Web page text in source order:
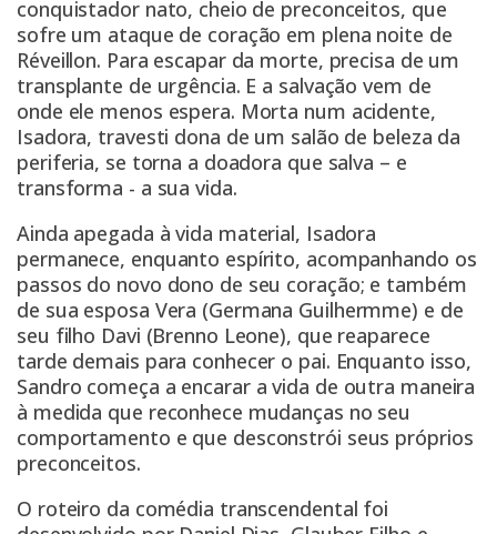
conquistador nato, cheio de preconceitos, que
sofre um ataque de coração em plena noite de
Réveillon. Para escapar da morte, precisa de um
transplante de urgência. E a salvação vem de
onde ele menos espera. Morta num acidente,
Isadora, travesti dona de um salão de beleza da
periferia, se torna a doadora que salva – e
transforma - a sua vida.
Ainda apegada à vida material, Isadora
permanece, enquanto espírito, acompanhando os
passos do novo dono de seu coração; e também
de sua esposa Vera (Germana Guilhermme) e de
seu filho Davi (Brenno Leone), que reaparece
tarde demais para conhecer o pai. Enquanto isso,
Sandro começa a encarar a vida de outra maneira
à medida que reconhece mudanças no seu
comportamento e que desconstrói seus próprios
preconceitos.
O roteiro da comédia transcendental foi